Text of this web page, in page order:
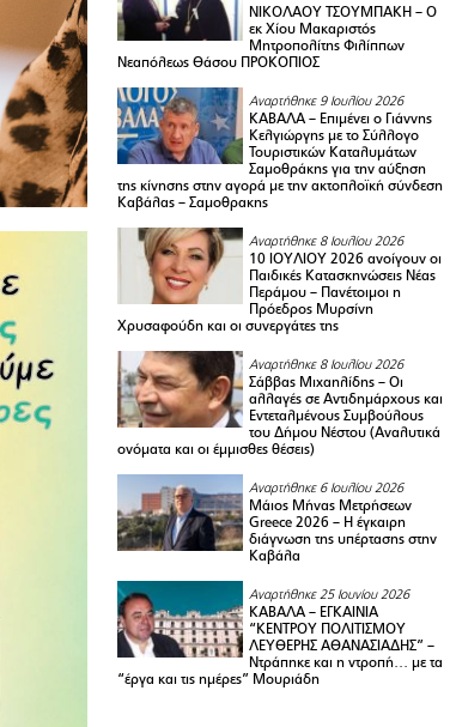
ΝΙΚΟΛΑΟΥ ΤΣΟΥΜΠΑΚΗ – Ο
εκ Χίου Μακαριστός
Μητροπολίτης Φιλίππων
Νεαπόλεως Θάσου ΠΡΟΚΟΠΙΟΣ
Αναρτήθηκε 9 Ιουλίου 2026
ΚΑΒΑΛΑ – Επιμένει ο Γιάννης
Κελγιώργης με το Σύλλογο
Τουριστικών Καταλυμάτων
Σαμοθράκης για την αύξηση
της κίνησης στην αγορά με την ακτοπλοϊκή σύνδεση
Καβάλας – Σαμοθρακης
Αναρτήθηκε 8 Ιουλίου 2026
10 ΙΟΥΛΙΟΥ 2026 ανοίγουν οι
Παιδικές Κατασκηνώσεις Νέας
Περάμου – Πανέτοιμοι η
Πρόεδρος Μυρσίνη
Χρυσαφούδη και οι συνεργάτες της
Αναρτήθηκε 8 Ιουλίου 2026
Σάββας Μιχαηλίδης – Οι
αλλαγές σε Αντιδημάρχους και
Εντεταλμένους Συμβούλους
του Δήμου Νέστου (Αναλυτικά
ονόματα και οι έμμισθες θέσεις)
Αναρτήθηκε 6 Ιουλίου 2026
Μάιος Μήνας Μετρήσεων
Greece 2026 – H έγκαιρη
διάγνωση της υπέρτασης στην
Καβάλα
Αναρτήθηκε 25 Ιουνίου 2026
ΚΑΒΑΛΑ – ΕΓΚΑΙΝΙΑ
“ΚΕΝΤΡΟΥ ΠΟΛΙΤΙΣΜΟΥ
ΛΕΥΘΕΡΗΣ ΑΘΑΝΑΣΙΑΔΗΣ” –
Ντράπηκε και η ντροπή… με τα
“έργα και τις ημέρες” Μουριάδη